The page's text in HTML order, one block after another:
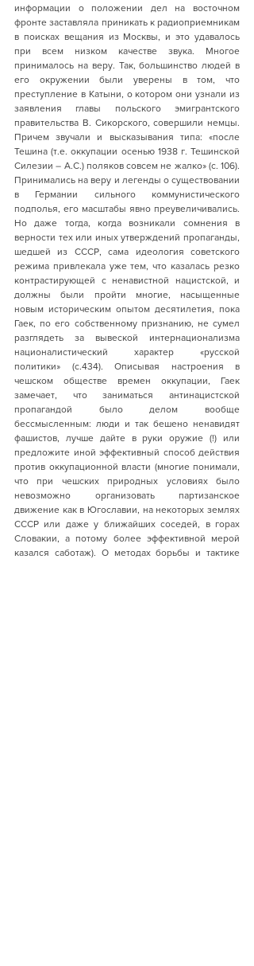
информации о положении дел на восточном
фронте заставляла приникать к радиоприемникам
в поисках вещания из Москвы, и это удавалось
при всем низком качестве звука. Многое
принималось на веру. Так, большинство людей в
его окружении были уверены в том, что
преступление в Катыни, о котором они узнали из
заявления главы польского эмигрантского
правительства В. Сикорского, совершили немцы.
Причем звучали и высказывания типа: «после
Тешина (т.е. оккупации осенью 1938 г. Тешинской
Силезии – А.С.) поляков совсем не жалко» (с. 106).
Принимались на веру и легенды о существовании
в Германии сильного коммунистического
подполья, его масштабы явно преувеличивались.
Но даже тогда, когда возникали сомнения в
верности тех или иных утверждений пропаганды,
шедшей из СССР, сама идеология советского
режима привлекала уже тем, что казалась резко
контрастирующей с ненавистной нацистской, и
должны были пройти многие, насыщенные
новым историческим опытом десятилетия, пока
Гаек, по его собственному признанию, не сумел
разглядеть за вывеской интернационализма
националистический характер «русской
политики» (с.434). Описывая настроения в
чешском обществе времен оккупации, Гаек
замечает, что заниматься антинацистской
пропагандой было делом вообще
бессмысленным: люди и так бешено ненавидят
фашистов, лучше дайте в руки оружие (!) или
предложите иной эффективный способ действия
против оккупационной власти (многие понимали,
что при чешских природных условиях было
невозможно организовать партизанское
движение как в Югославии, на некоторых землях
СССР или даже у ближайших соседей, в горах
Словакии, а потому более эффективной мерой
казался саботаж). О методах борьбы и тактике